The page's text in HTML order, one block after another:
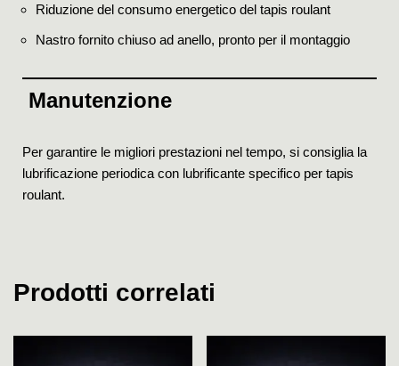
Riduzione del consumo energetico del tapis roulant
Nastro fornito chiuso ad anello, pronto per il montaggio
Manutenzione
Per garantire le migliori prestazioni nel tempo, si consiglia la
lubrificazione periodica con lubrificante specifico per tapis
roulant.
Prodotti correlati